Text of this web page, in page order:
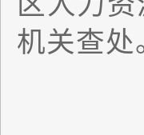
机关查